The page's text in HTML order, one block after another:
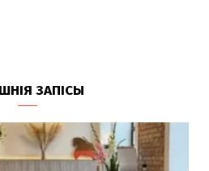
ЗАПІСЫ